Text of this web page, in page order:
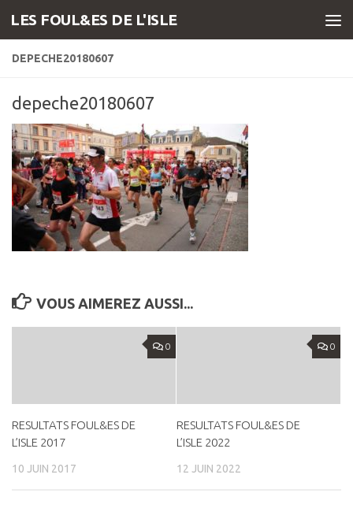
Skip to content
LES FOUL&ES DE L'ISLE
DEPECHE20180607
depeche20180607
VOUS AIMEREZ AUSSI...
0
RESULTATS FOUL&ES DE
L’ISLE 2017
10 JUIN 2017
0
RESULTATS FOUL&ES DE
L’ISLE 2022
12 JUIN 2022